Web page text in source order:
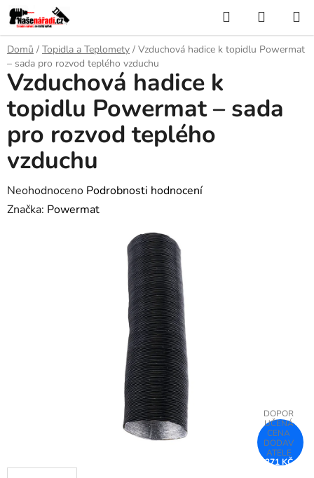
Přejít
na
obsah
Hledat
KOŠÍK
Domů / Topidla a Teplomety / Vzduchová hadice k topidlu Powermat
– sada pro rozvod teplého vzduchu
Vzduchová hadice k
topidlu Powermat – sada
pro rozvod teplého
vzduchu
Průměrné
hodnocení
Neohodnoceno Podrobnosti hodnocení
Značka: Powermat
271 KČ